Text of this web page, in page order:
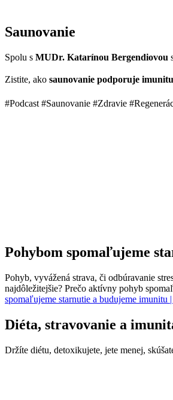
Saunovanie
Spolu s MUDr. Katarínou Bergendiovou
Zistite, ako saunovanie podporuje
#Podcast #Saunovanie #Zdravie
Pohybom spomaľujeme
Pohyb, vyvážená strava, či odbúravanie
najdôležitejšie? Prečo aktívny pohyb
spomaľujeme starnutie a budujeme
Diéta, stravovanie a
Držíte diétu, detoxikujete, jete menej,